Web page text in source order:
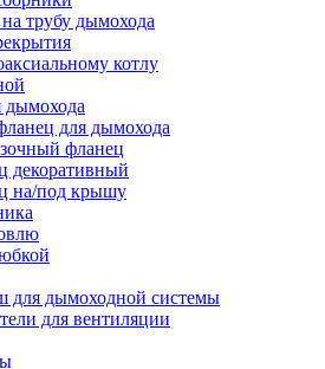
трубу дымохода
котлу
дымохода
для дымохода
фланец
декоративный
на/под крышу
для дымоходной системы
для вентиляции